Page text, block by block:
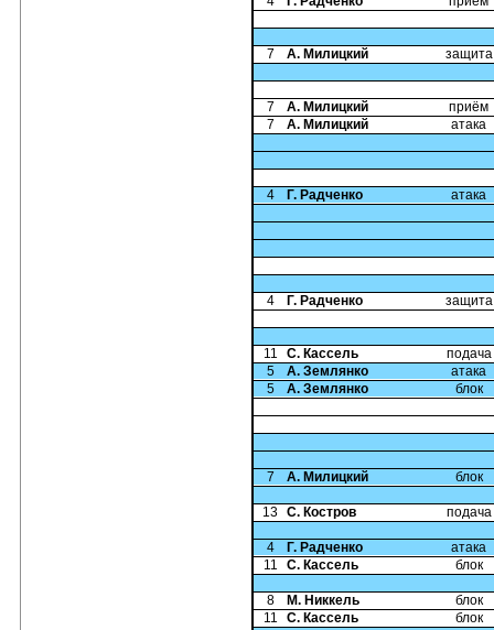
7 А. Милицкий защита
7 А. Милицкий
приём
7
А. Милицкий атака
4 Г. Радченко атака
4 Г. Радченко защита
11 С. Кассель
подача
5
А. Землянко
атака
5
А. Землянко блок
7 А. Милицкий блок
13 С. Костров подача
4 Г. Радченко
атака
11
С. Кассель блок
8 М. Никкель
блок
11
С. Кассель блок